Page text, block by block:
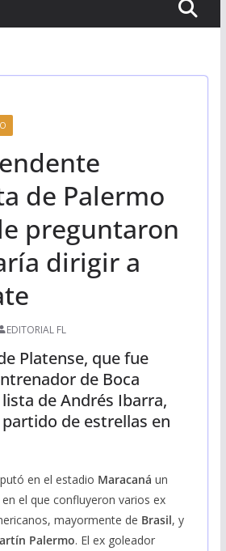
de Palermo
preguntaron
dirigir a
EDITORIAL FL
Platense, que fue
de Boca
de Andrés Ibarra,
de estrellas en
en el estadio Maracaná un
el que confluyeron varios ex
mayormente de Brasil, y
Palermo. El ex goleador